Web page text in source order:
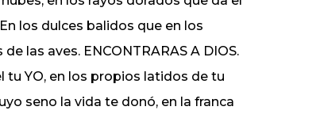
los dulces balidos que en los
las aves. ENCONTRARAS A DIOS.
tu YO, en los propios latidos de tu
seno la vida te donó, en la franca